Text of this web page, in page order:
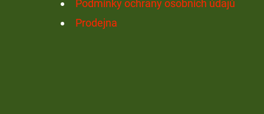
Podmínky ochrany osobních údajů
Prodejna